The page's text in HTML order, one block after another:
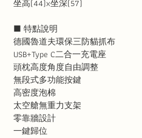
坐高(44)x坐深(57)
■ 特點說明
德國魯道夫環保三防貓抓布
USB+Type C二合一充電座
頭枕高度角度自由調整
無段式多功能按鍵
高密度泡棉
太空艙無重力支架
零靠牆設計
一鍵歸位